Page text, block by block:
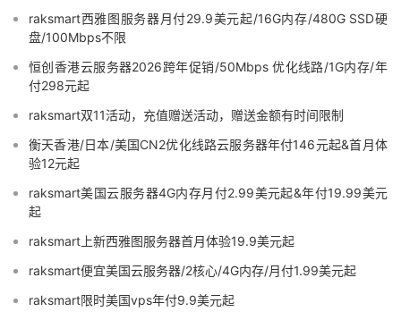
raksmart西雅图服务器月付29.9美元起/16G内存/480G SSD硬
盘/100Mbps不限
恒创香港云服务器2026跨年促销/50Mbps 优化线路/1G内存/年
付298元起
raksmart双11活动，充值赠送活动，赠送金额有时间限制
衡天香港/日本/美国CN2优化线路云服务器年付146元起&首月体
验12元起
raksmart美国云服务器4G内存月付2.99美元起&年付19.99美元
起
raksmart上新西雅图服务器首月体验19.9美元起
raksmart便宜美国云服务器/2核心/4G内存/月付1.99美元起
raksmart限时美国vps年付9.9美元起